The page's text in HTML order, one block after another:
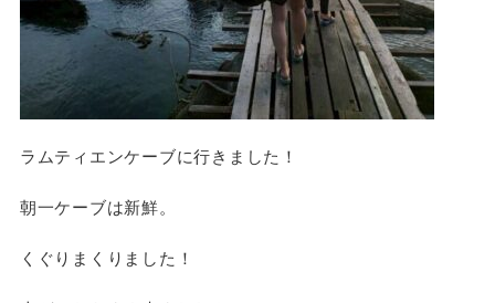
ラムティエンケーブに行きました！
朝一ケーブは新鮮。
くぐりまくりました！